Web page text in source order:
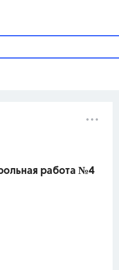
работа №4